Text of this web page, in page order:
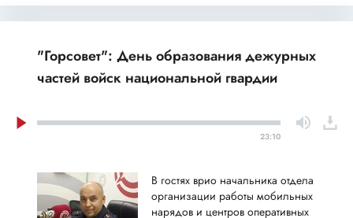
"Горсовет": День образования дежурных
частей войск национальной гвардии
23:10
В гостях врио начальника отдела
организации работы мобильных
нарядов и центров оперативных